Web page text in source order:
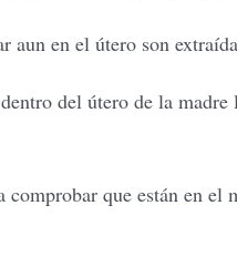
aun en el útero son
del útero de la
que están en